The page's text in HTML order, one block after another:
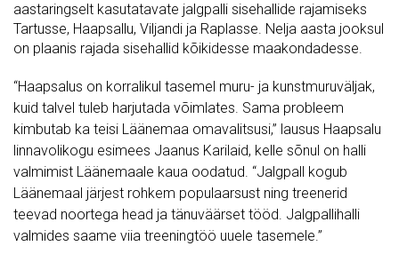
aastaringselt kasutatavate jalgpalli sisehallide rajamiseks
Tartusse, Haapsallu, Viljandi ja Raplasse. Nelja aasta jooksul
on plaanis rajada sisehallid kõikidesse maakondadesse.
“Haapsalus on korralikul tasemel muru- ja kunstmuruväljak,
kuid talvel tuleb harjutada võimlates. Sama probleem
kimbutab ka teisi Läänemaa omavalitsusi,” lausus Haapsalu
linnavolikogu esimees Jaanus Karilaid, kelle sõnul on halli
valmimist Läänemaale kaua oodatud. “Jalgpall kogub
Läänemaal järjest rohkem populaarsust ning treenerid
teevad noortega head ja tänuväärset tööd. Jalgpallihalli
valmides saame viia treeningtöö uuele tasemele.”